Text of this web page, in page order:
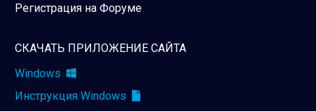
Регистрация на Форуме
СКАЧАТЬ ПРИЛОЖЕНИЕ САЙТА
Windows
Инструкция Windows